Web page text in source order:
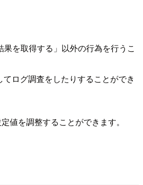
を取得する」以外の行為を行うこ
ログ調査をしたりすることができ
値を調整することができます。